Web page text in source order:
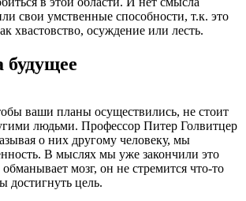
свои умственные способности, т.к. это
хвастовство, осуждение или лесть.
ваши планы осуществились, не стоит
людьми. Профессор Питер Голвитцер
о них другому человеку, мы
В мыслях мы уже закончили это
мозг, он не стремится что-то
достигнуть цель.